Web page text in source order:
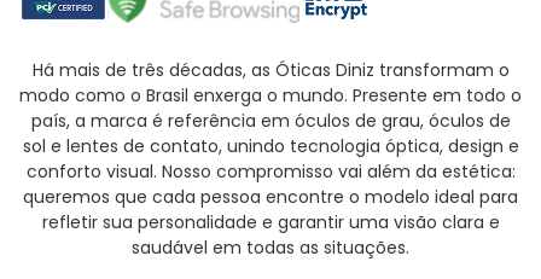
Há mais de três décadas, as Óticas Diniz transformam o
modo como o Brasil enxerga o mundo. Presente em todo o
país, a marca é referência em óculos de grau, óculos de
sol e lentes de contato, unindo tecnologia óptica, design e
conforto visual. Nosso compromisso vai além da estética:
queremos que cada pessoa encontre o modelo ideal para
refletir sua personalidade e garantir uma visão clara e
saudável em todas as situações.